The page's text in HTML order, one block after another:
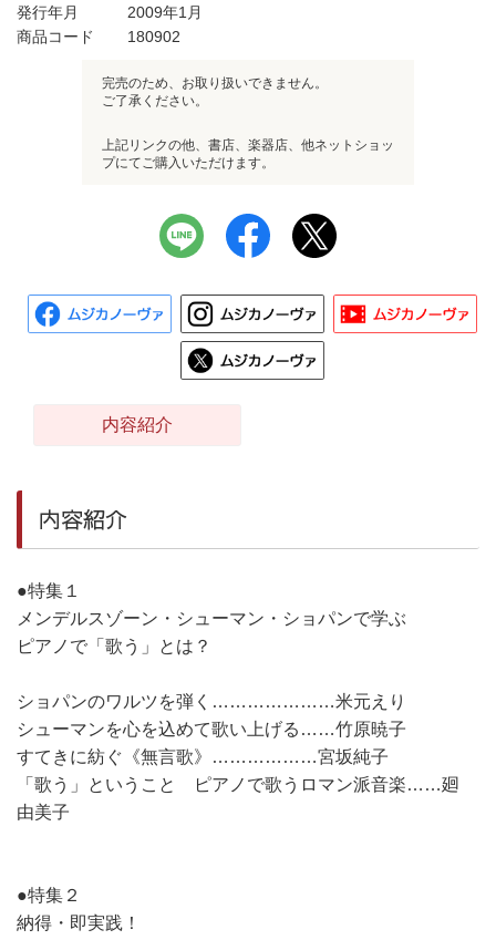
発行年月
2009年1月
商品コード
180902
完売のため、お取り扱いできません。
ご了承ください。
上記リンクの他、書店、楽器店、他ネットショッ
プにてご購入いただけます。
内容紹介
内容紹介
●特集１
メンデルスゾーン・シューマン・ショパンで学ぶ
ピアノで「歌う」とは？
ショパンのワルツを弾く…………………米元えり
シューマンを心を込めて歌い上げる……竹原暁子
すてきに紡ぐ《無言歌》………………宮坂純子
「歌う」ということ ピアノで歌うロマン派音楽……廻
由美子
●特集２
納得・即実践！